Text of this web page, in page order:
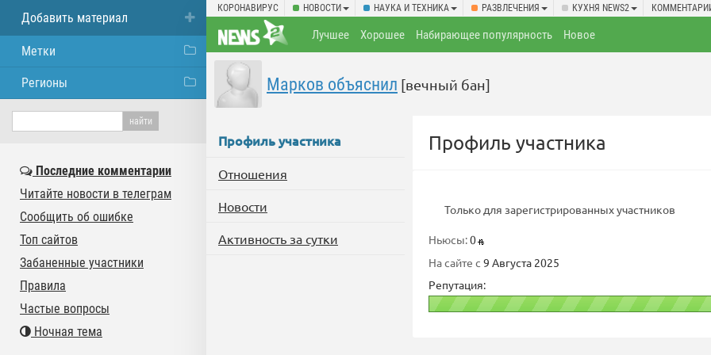
КОРОНАВИРУС НОВОСТИ НАУКА И ТЕХНИКА РАЗВЛЕЧЕНИЯ КУХНЯ NEWS2
Лучшее Хорошее Набирающее популярность Новое
Марков объяснил [вечный бан]
Профиль участника
Отношения
Новости
Активность за сутки
Профиль участника
Только для зарегистрированных участников
Ньюсы:0
На сайте с 9 Августа 2025
Репутация:
Добавить материал
Метки
Регионы
Последние комментарии
Читайте новости в телеграм
Сообщить об ошибке
Топ сайтов
Забаненные участники
Правила
Частые вопросы
Ночная тема